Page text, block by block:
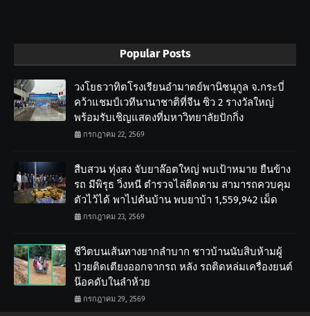
Popular Posts
วงโยธวาทิตโรงเรียนอำมาตย์พานิชนุกูล จ.กระบี่
คว้าแชมป์เวทีนานาชาติที่จีน ซิว 2 รางวัลใหญ่
พร้อมรับเชิญแสดงที่มหาวิทยาลัยปักกิ่ง
กรกฎาคม 22, 2569
สืบสวน ทุ่งสง จับยาล๊อตใหญ่ พบเป้าหมาย ยืนข้าง
รถ มีพิรุธ วิ่งหนี ตำรวจไล่ติดตาม สามารถควบคุม
ตัวไว้ได้ พาไปค้นบ้าน พบยาบ้า 1,559,942 เม็ด
กรกฎาคม 23, 2569
ชีวิตบนเส้นทางยากลำบาก ชาวบ้านนับสิบห้ามผู้
ป่วยติดเตียงออกจากรถ หลัง รถติดหล่มเครื่องยนต์
น๊อคดับในลำห้วย
กรกฎาคม 29, 2569